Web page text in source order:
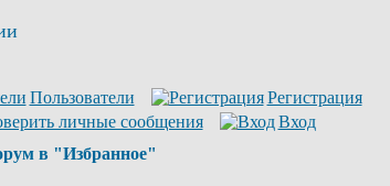
Пользователи
Регистрация
личные сообщения
Вход
в "Избранное"